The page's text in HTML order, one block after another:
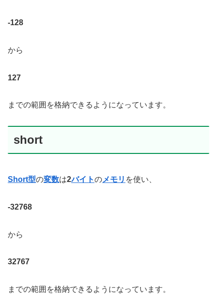
-128
から
127
までの範囲を格納できるようになっています。
short
Short型の変数は2バイトのメモリ を使い、
-32768
から
32767
までの範囲を格納できるようになっています。